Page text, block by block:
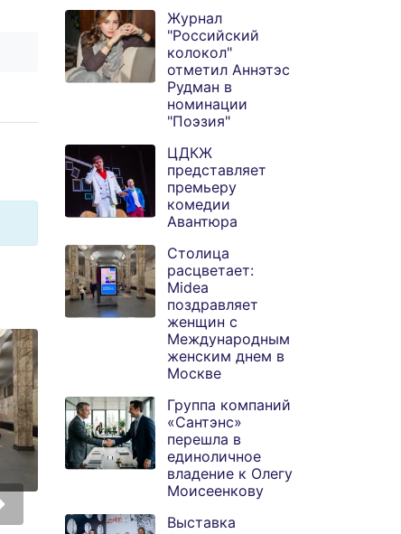
Группа компаний
Журнал
"Российский
колокол"
отметил Аннэтэс
Рудман в
номинации
"Поэзия"
ЦДКЖ
представляет
премьеру
комедии
Авантюра
Столица
расцветает:
Midea
поздравляет
женщин с
Международным
женским днем в
Москве
Группа компаний
«Сантэнс»
перешла в
единоличное
владение к Олегу
Моисеенкову
Выставка